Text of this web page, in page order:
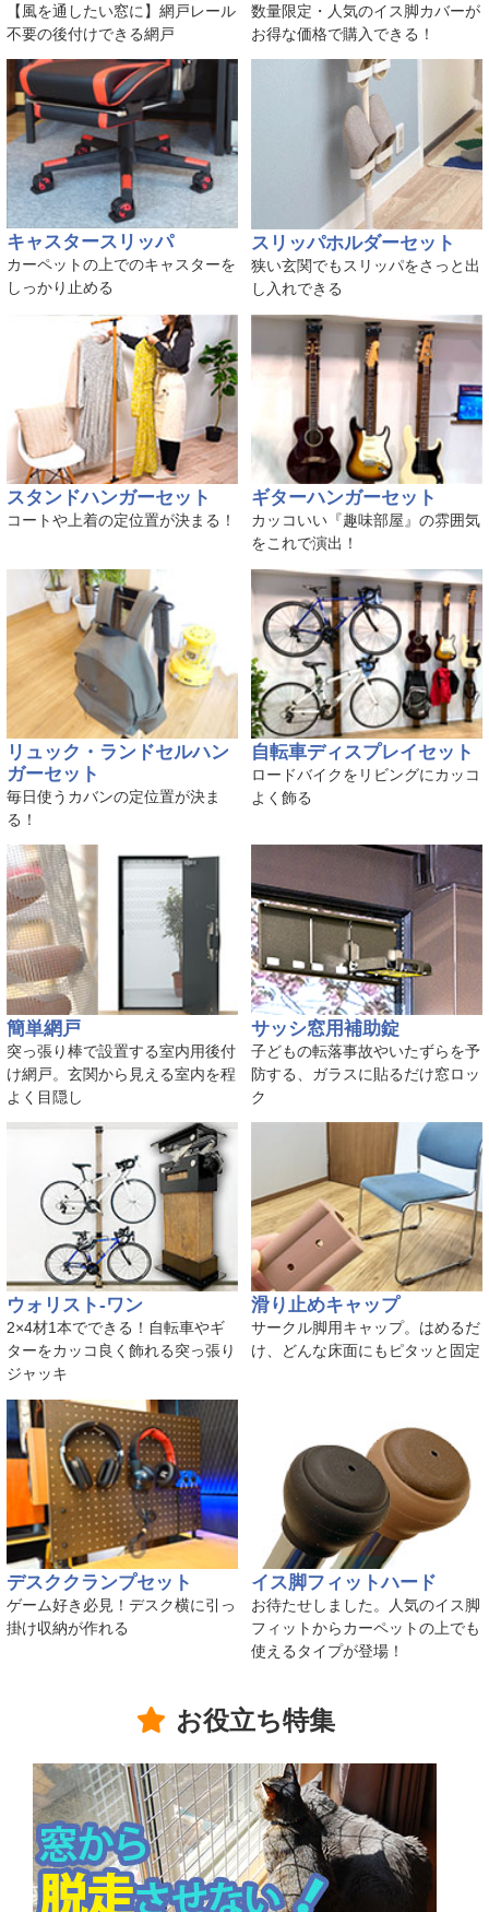
【風を通したい窓に】網戸レール
不要の後付けできる網戸
数量限定・人気のイス脚カバーが
お得な価格で購入できる！
キャスタースリッパ
カーペットの上でのキャスターを
しっかり止める
スリッパホルダーセット
狭い玄関でもスリッパをさっと出
し入れできる
スタンドハンガーセット
コートや上着の定位置が決まる！
ギターハンガーセット
カッコいい『趣味部屋』の雰囲気
をこれで演出！
リュック・ランドセルハン
ガーセット
毎日使うカバンの定位置が決ま
る！
自転車ディスプレイセット
ロードバイクをリビングにカッコ
よく飾る
簡単網戸
突っ張り棒で設置する室内用後付
け網戸。玄関から見える室内を程
よく目隠し
サッシ窓用補助錠
子どもの転落事故やいたずらを予
防する、ガラスに貼るだけ窓ロッ
ク
ウォリスト-ワン
2×4材1本でできる！自転車やギ
ターをカッコ良く飾れる突っ張り
ジャッキ
滑り止めキャップ
サークル脚用キャップ。はめるだ
け、どんな床面にもピタッと固定
デスククランプセット
ゲーム好き必見！デスク横に引っ
掛け収納が作れる
イス脚フィットハード
お待たせしました。人気のイス脚
フィットからカーペットの上でも
使えるタイプが登場！
お役立ち特集